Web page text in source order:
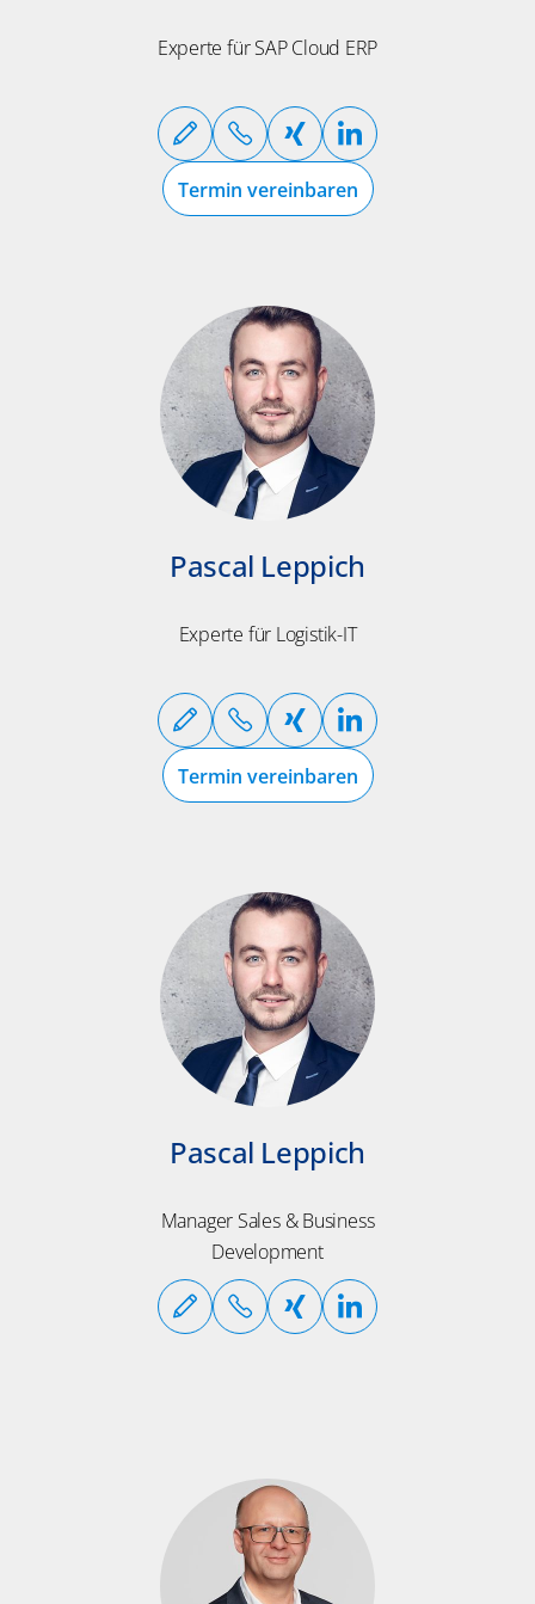
Experte für SAP Cloud ERP
Termin vereinbaren
Pascal Leppich
Experte für Logistik-IT
Termin vereinbaren
Pascal Leppich
​​Manager Sales & Business
Development​